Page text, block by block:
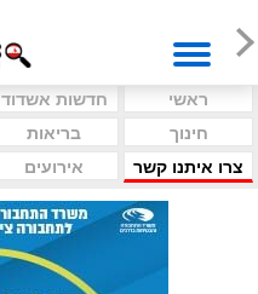
ראשי חדשות אשדוד
חינוך
בריאות
צרו איתנו קשר
אירועים